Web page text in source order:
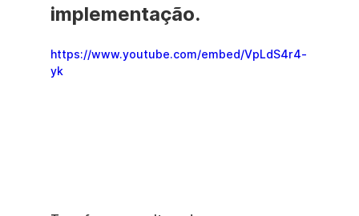
implementação.
https://www.youtube.com/embed/VpLdS4r4-
yk